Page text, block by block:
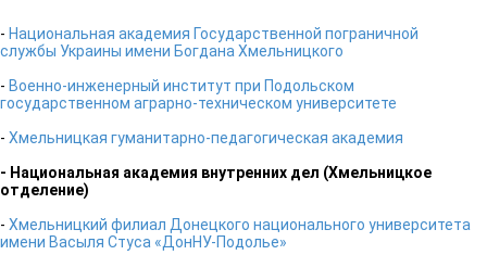
- Национальная академия Государственной пограничной
службы Украины имени Богдана Хмельницкого
- Военно-инженерный институт при Подольском
государственном аграрно-техническом университете
- Хмельницкая гуманитарно-педагогическая академия
- Национальная академия внутренних дел (Хмельницкое
отделение)
- Хмельницкий филиал Донецкого национального университета
имени Васыля Стуса «ДонНУ-Подолье»